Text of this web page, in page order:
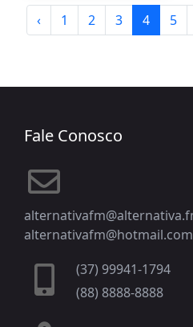
‹ 1 2 3 4 5
Fale Conosco
alternativafm@hotmail.com
(37) 99941-1794
(88) 8888-8888